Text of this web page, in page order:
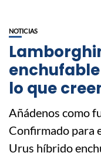
NOTICIAS
lo que
Añádenos como
Confirmado para
Urus híbrido